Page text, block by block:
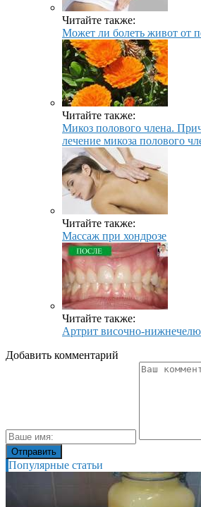
Читайте также:
Может ли болеть живот от
Читайте также:
Микоз полового члена.
лечение микоза полового
Читайте также:
Массаж при хондрозе
Читайте также:
Артрит височно-
Добавить комментарий
Популярные статьи